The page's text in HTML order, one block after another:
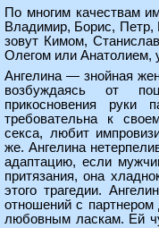
По многим качествам
Владимир, Борис, Петр,
зовут Кимом,
Олегом или Анатолием,
Ангелина — знойная
возбуждаясь от
прикосновения
требовательна к
секса, любит
же. Ангелина
адаптацию, если
притязания, она
этого трагедии.
отношений с партнером
любовным ласкам. Ей